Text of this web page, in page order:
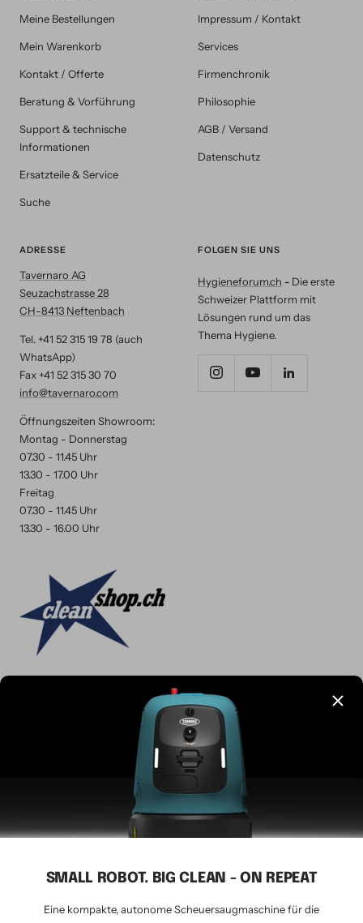
SMALL ROBOT. BIG CLEAN - ON REPEAT
Eine kompakte, autonome Scheuersaugmaschine für die
Meine Bestellungen
Mein Warenkorb
Kontakt / Offerte
Beratung & Vorführung
Support & technische
Informationen
Ersatzteile & Service
Suche
Impressum / Kontakt
Services
Firmenchronik
Philosophie
AGB / Versand
Datenschutz
ADRESSE
Tavernaro AG
Seuzachstrasse 28
CH-8413 Neftenbach
Tel. +41 52 315 19 78 (auch
WhatsApp)
Fax +41 52 315 30 70
info@tavernaro.com
Öffnungszeiten Showroom:
Montag - Donnerstag
07.30 - 11.45 Uhr
13.30 - 17.00 Uhr
Freitag
07.30 - 11.45 Uhr
13.30 - 16.00 Uhr
FOLGEN SIE UNS
Hygieneforum.ch - Die erste
Schweizer Plattform mit
Lösungen rund um das
Thema Hygiene.
© 2026 Tavernaro AG - seit 1924